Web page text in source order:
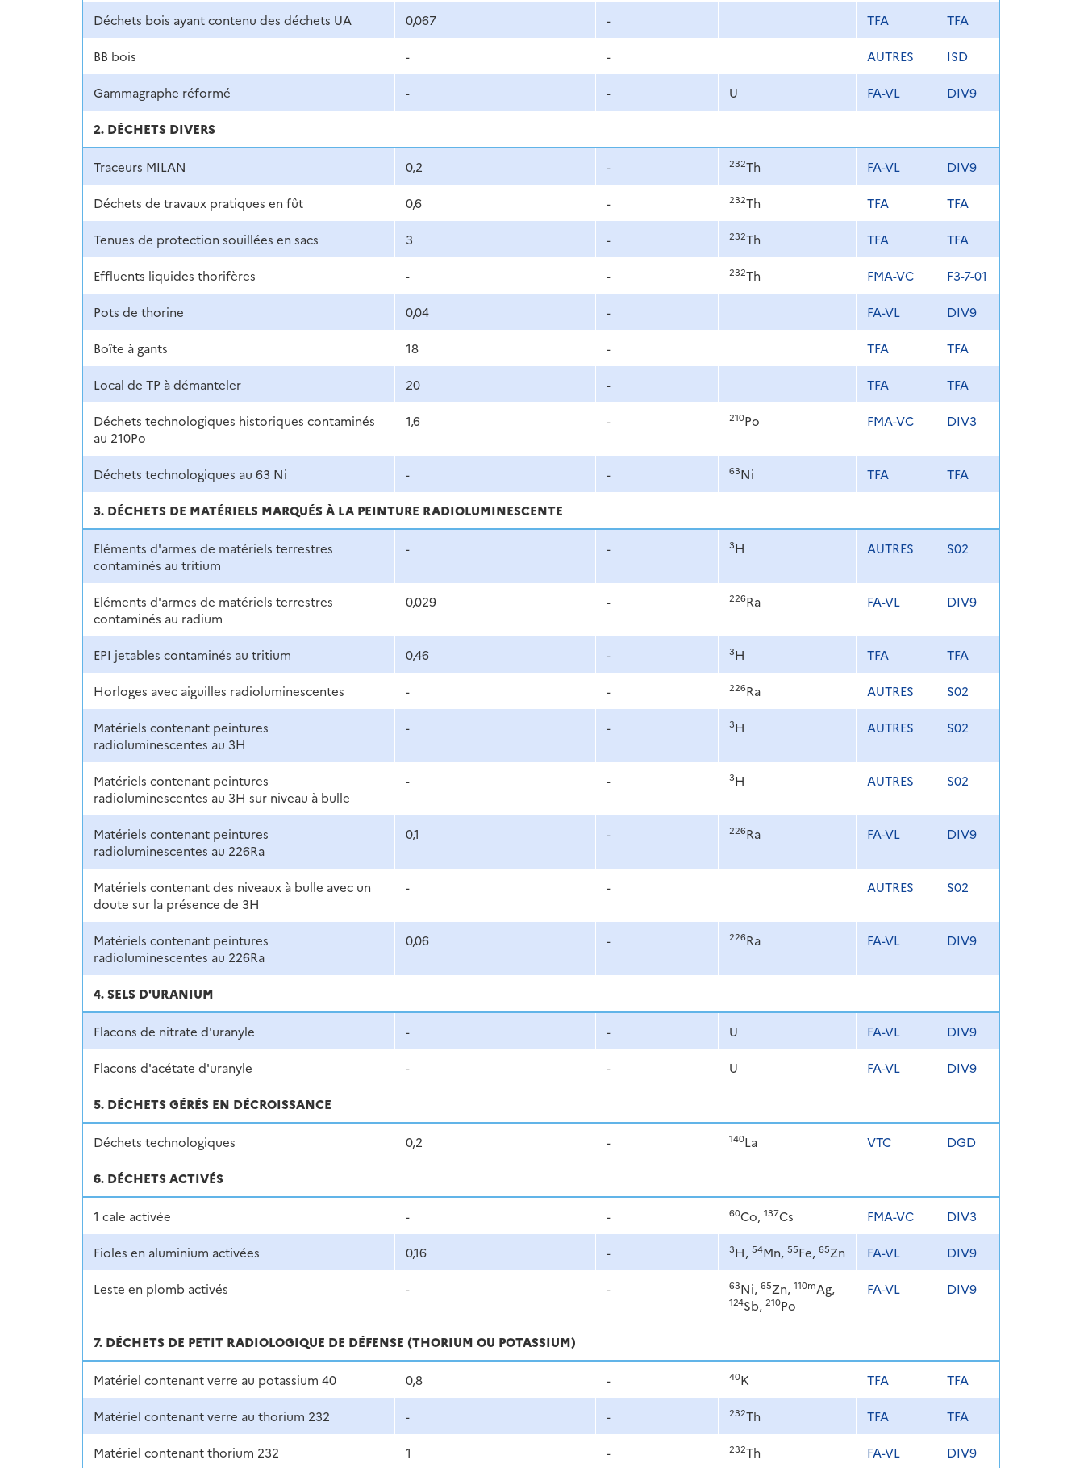
Déchets bois ayant contenu des déchets UA 0,067 - TFA TFA
BB bois - - AUTRES ISD
Gammagraphe réformé - - U FA-VL DIV9
2. DÉCHETS DIVERS
Traceurs MILAN 0,2 - 232Th FA-VL DIV9
Déchets de travaux pratiques en fût 0,6 - 232Th TFA TFA
Tenues de protection souillées en sacs 3 - 232Th TFA TFA
Effluents liquides thorifères - - 232Th FMA-VC F3-7-01
Pots de thorine 0,04 - FA-VL DIV9
Boîte à gants 18 - TFA TFA
Local de TP à démanteler 20 - TFA TFA
Déchets technologiques historiques contaminés
au 210Po
1,6 - 210Po FMA-VC DIV3
Déchets technologiques au 63 Ni - - 63Ni TFA TFA
3. DÉCHETS DE MATÉRIELS MARQUÉS À LA PEINTURE RADIOLUMINESCENTE
Eléments d'armes de matériels terrestres
contaminés au tritium
- - 3H AUTRES S02
Eléments d'armes de matériels terrestres
contaminés au radium
0,029 - 226Ra FA-VL DIV9
EPI jetables contaminés au tritium 0,46 - 3H TFA TFA
Horloges avec aiguilles radioluminescentes - - 226Ra AUTRES S02
Matériels contenant peintures
radioluminescentes au 3H
- - 3H AUTRES S02
Matériels contenant peintures
radioluminescentes au 3H sur niveau à bulle
- - 3H AUTRES S02
Matériels contenant peintures
radioluminescentes au 226Ra
0,1 - 226Ra FA-VL DIV9
Matériels contenant des niveaux à bulle avec un
doute sur la présence de 3H
- - AUTRES S02
Matériels contenant peintures
radioluminescentes au 226Ra
0,06 - 226Ra FA-VL DIV9
4. SELS D'URANIUM
Flacons de nitrate d'uranyle - - U FA-VL DIV9
Flacons d'acétate d'uranyle - - U FA-VL DIV9
5. DÉCHETS GÉRÉS EN DÉCROISSANCE
Déchets technologiques 0,2 - 140La VTC DGD
6. DÉCHETS ACTIVÉS
1 cale activée - - 60Co, 137Cs FMA-VC DIV3
Fioles en aluminium activées 0,16 - 3H, 54Mn, 55Fe, 65Zn FA-VL DIV9
Leste en plomb activés - - 63Ni, 65Zn, 110mAg,
124Sb, 210Po
FA-VL DIV9
7. DÉCHETS DE PETIT RADIOLOGIQUE DE DÉFENSE (THORIUM OU POTASSIUM)
Matériel contenant verre au potassium 40 0,8 - 40K TFA TFA
Matériel contenant verre au thorium 232 - - 232Th TFA TFA
Matériel contenant thorium 232 1 - 232Th FA-VL DIV9